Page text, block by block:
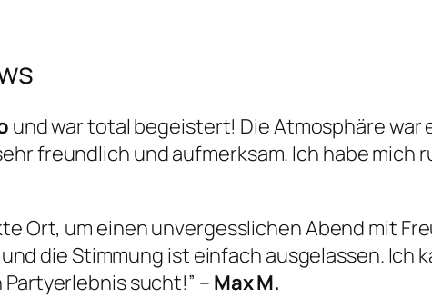
und war total begeistert! Die Atmosphäre war
freundlich und aufmerksam. Ich habe
Ort, um einen unvergesslichen Abend mit
die Stimmung ist einfach ausgelassen. Ich
sucht!” – Max M.